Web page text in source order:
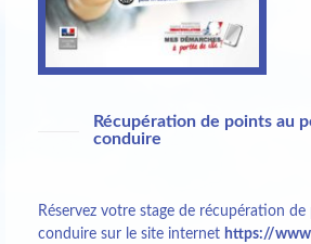
Récupération de points au
conduire
Réservez votre stage de récupération
conduire sur le site internet https://